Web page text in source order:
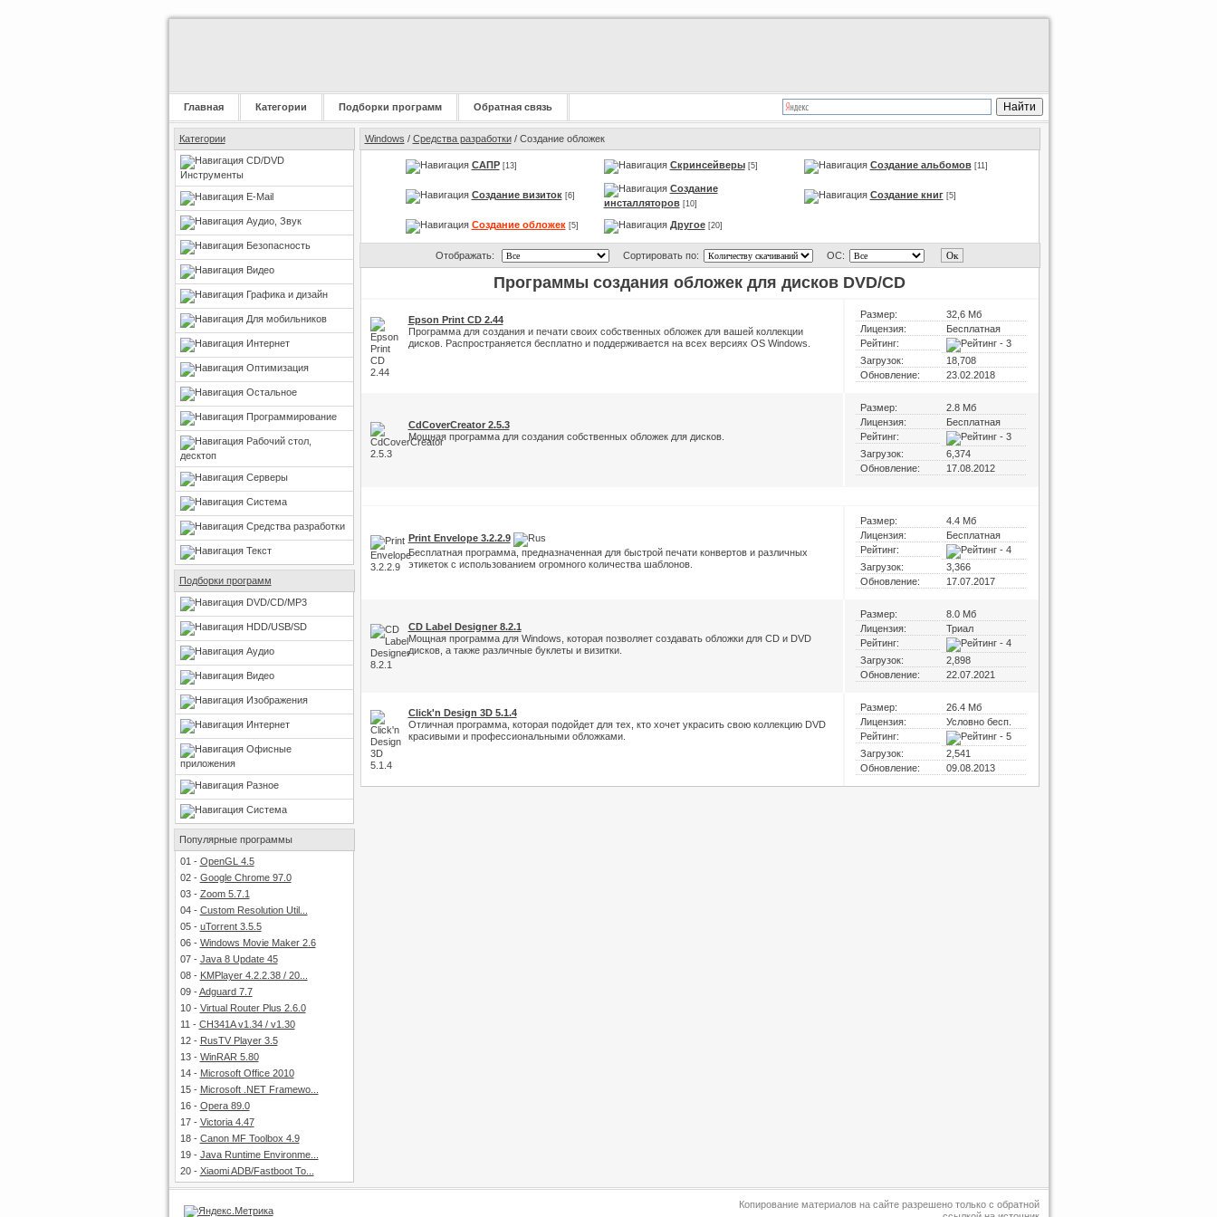
Главная Категории Подборки программ Обратная связь
Категории
CD/DVD
Инструменты
E-Mail
Аудио, Звук
Безопасность
Видео
Графика и дизайн
Для мобильников
Интернет
Оптимизация
Остальное
Программирование
Рабочий стол,
десктоп
Серверы
Система
Средства разработки
Текст
Подборки программ
DVD/CD/MP3
HDD/USB/SD
Аудио
Видео
Изображения
Интернет
Офисные
приложения
Разное
Система
Популярные программы
01 - OpenGL 4.5
02- Google Chrome 97.0
03- Zoom 5.7.1
04- Custom Resolution Util...
05- uTorrent 3.5.5
06- Windows Movie Maker 2.6
07- Java 8 Update 45
08- KMPlayer 4.2.2.38 / 20...
09-Adguard 7.7
10- Virtual Router Plus 2.6.0
11 - CH341A v1.34 / v1.30
12- RusTV Player 3.5
13- WinRAR 5.80
14- Microsoft Office 2010
15- Microsoft .NET Framewo...
16- Opera 89.0
17- Victoria 4.47
18- Canon MF Toolbox 4.9
19- Java Runtime Environme...
20- Xiaomi ADB/Fastboot To...
Windows / Средства разработки/ Создание обложек
САПР [13] Скринсейверы [5] Создание альбомов [11]
Создание визиток [6]
Создание
инсталляторов [10]
Создание книг [5]
Создание обложек [5] Другое [20]
Отображать: Сортировать по: ОС:
Программы создания обложек для дисков DVD/CD
Epson Print CD 2.44
Программа для создания и печати своих собственных обложек для вашей коллекции
дисков. Распространяется бесплатно и поддерживается на всех версиях OS Windows.
Размер:
32,6 Мб
Лицензия:
Бесплатная
Рейтинг:
Загрузок:
18,708
Обновление:
23.02.2018
CdCoverCreator 2.5.3
Мощная программа для создания собственных обложек для дисков.
Размер:
2.8 Мб
Лицензия:
Бесплатная
Рейтинг:
Загрузок:
6,374
Обновление:
17.08.2012
Print Envelope 3.2.2.9
Бесплатная программа, предназначенная для быстрой печати конвертов и различных
этикеток с использованием огромного количества шаблонов.
Размер:
4.4 Мб
Лицензия:
Бесплатная
Рейтинг:
Загрузок:
3,366
Обновление:
17.07.2017
CD Label Designer 8.2.1
Мощная программа для Windows, которая позволяет создавать обложки для CD и DVD
дисков, а также различные буклеты и визитки.
Размер:
8.0 Мб
Лицензия:
Триал
Рейтинг:
Загрузок:
2,898
Обновление:
22.07.2021
Click'n Design 3D 5.1.4
Отличная программа, которая подойдет для тех, кто хочет украсить свою коллекцию DVD
красивыми и профессиональными обложками.
Размер:
26.4 Мб
Лицензия:
Условно бесп.
Рейтинг:
Загрузок:
2,541
Обновление:
09.08.2013
Копирование материалов на сайте разрешено только с обратной